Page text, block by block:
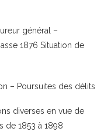
général –
1876 Situation de
– Poursuites des délits
diverses en vue de
de 1853 à 1898